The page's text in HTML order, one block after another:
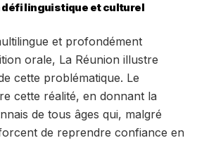
défi linguistique et culturel
et profondément
orale, La Réunion illustre
cette problématique. Le
cette réalité, en donnant la
de tous âges qui, malgré
de reprendre confiance en